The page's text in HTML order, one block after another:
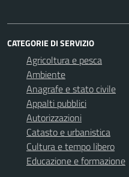
CATEGORIE DI SERVIZIO
Agricoltura e pesca
Ambiente
Anagrafe e stato civile
Appalti pubblici
Autorizzazioni
Catasto e urbanistica
Cultura e tempo libero
Educazione e formazione